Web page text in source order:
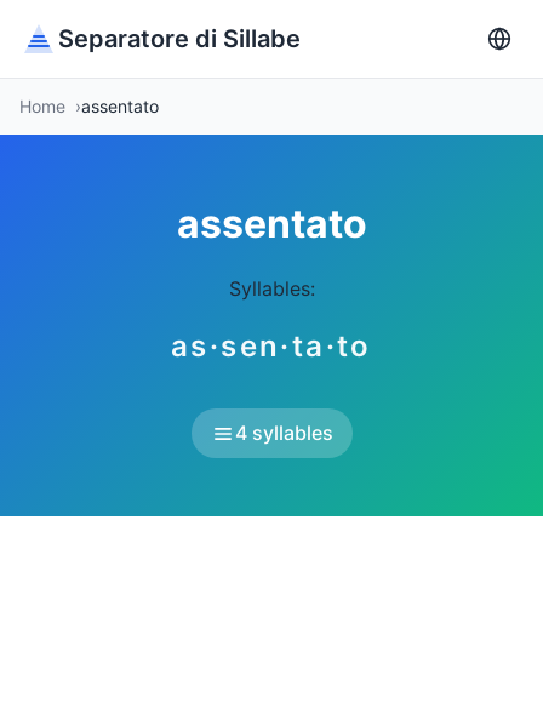
Separatore di Sillabe
Home assentato
assentato
Syllables:
as·sen·ta·to
4 syllables